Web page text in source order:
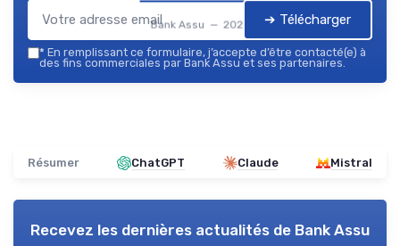
Bank Assu — 2026 ➔ Télécharger
* En remplissant ce formulaire, j’accepte d’être contacté(e) à
des fins commerciales par Bank Assu et ses partenaires.
Résumer ChatGPT Claude Mistral
Recevez les dernières actualités de Bank Assu